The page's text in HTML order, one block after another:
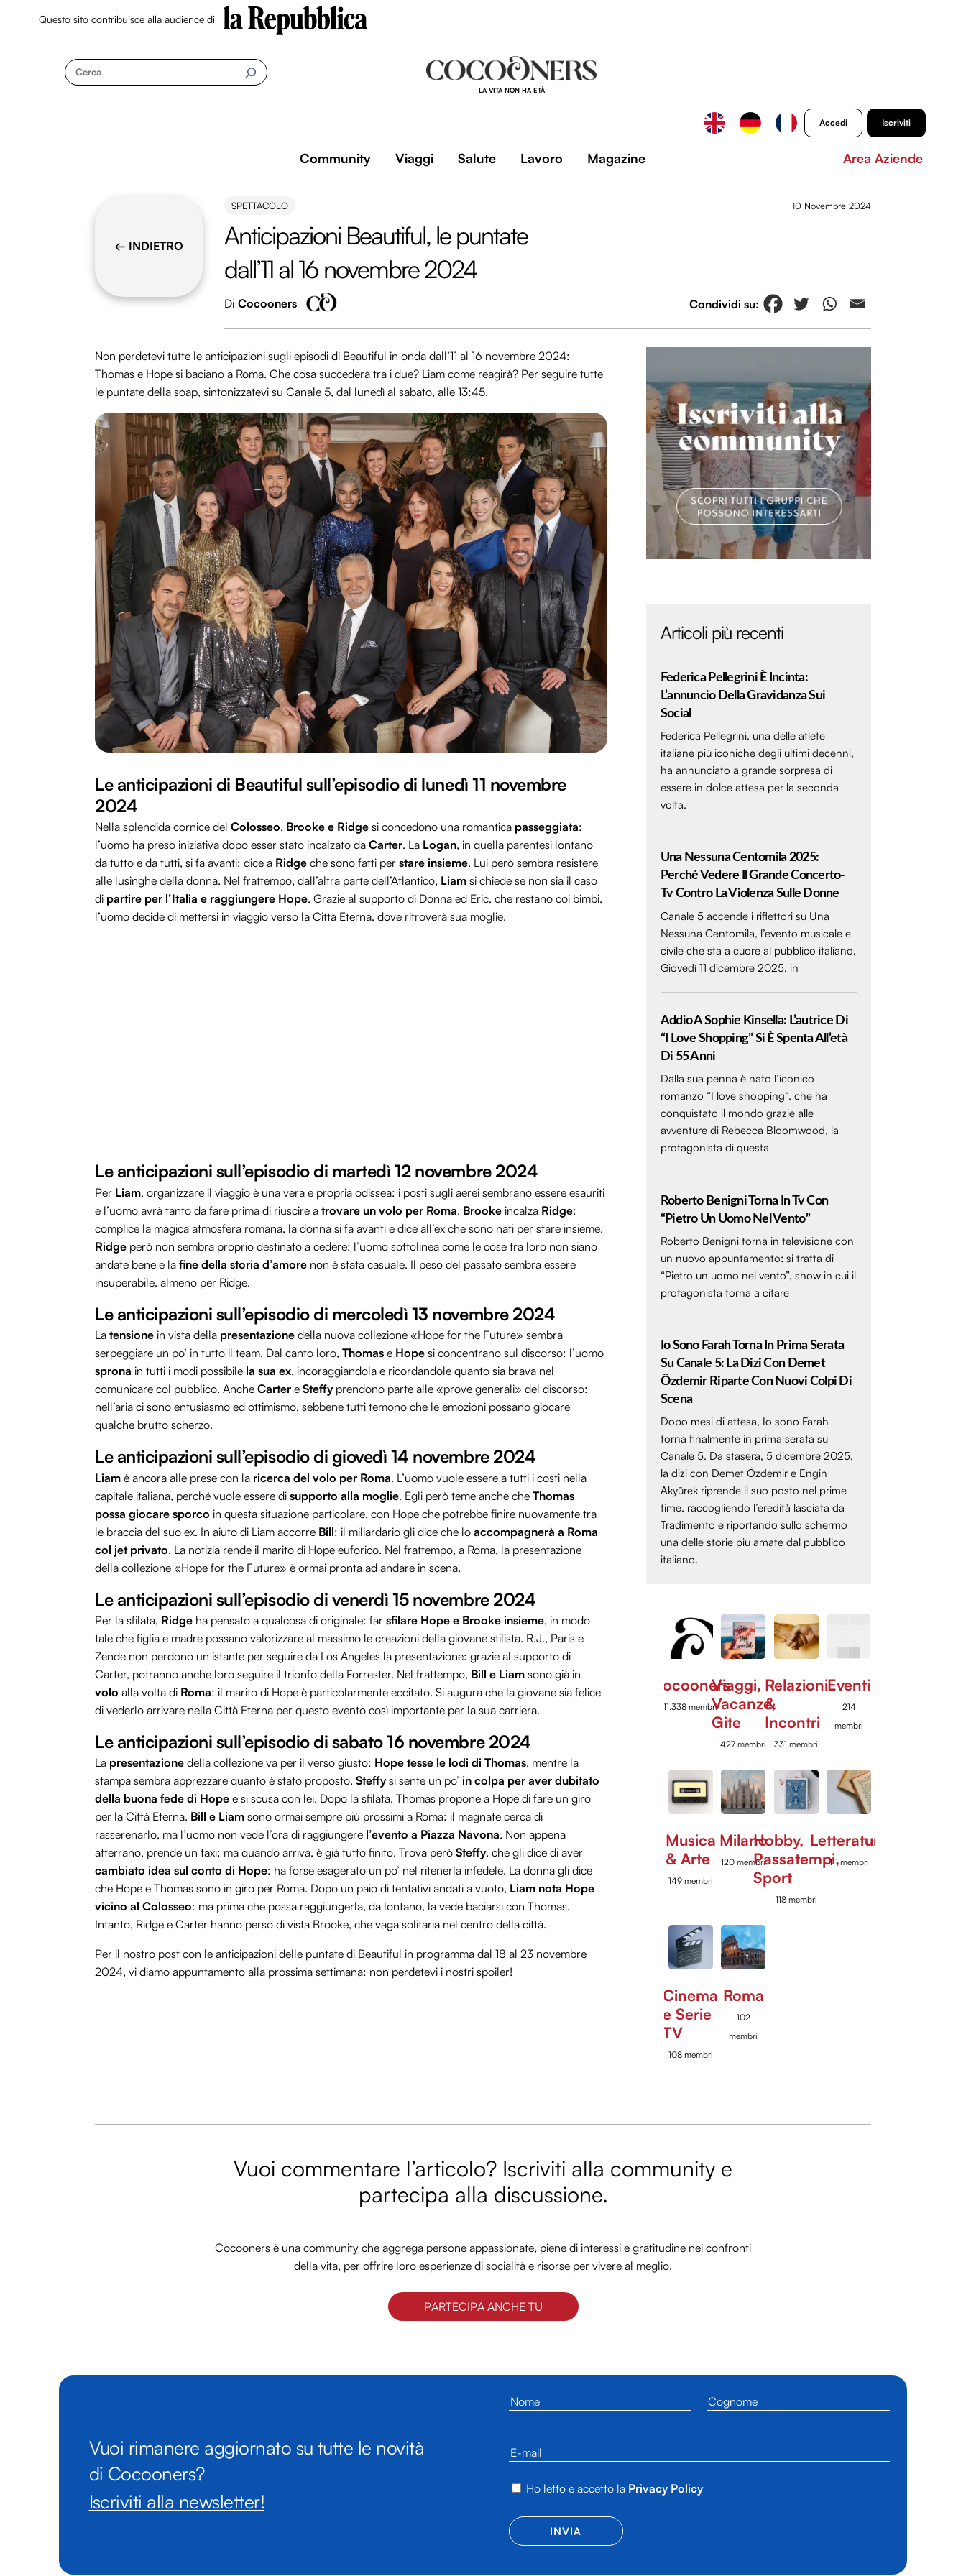
Questo sito contribuisce alla audience di
Cerca
LA VITA NON HA ETÀ
Accedi Iscriviti
Community Viaggi Salute Lavoro Magazine Area Aziende
← INDIETRO
SPETTACOLO 10 Novembre 2024
Anticipazioni Beautiful, le puntate
dall’11 al 16 novembre 2024
Di Cocooners
Non perdetevi tutte le anticipazioni sugli episodi di Beautiful in onda dall’11 al 16 novembre 2024:
Thomas e Hope si baciano a Roma. Che cosa succederà tra i due? Liam come reagirà? Per seguire tutte
le puntate della soap, sintonizzatevi su Canale 5, dal lunedì al sabato, alle 13:45.
Le anticipazioni di Beautiful sull’episodio di lunedì 11 novembre
2024
Nella splendida cornice del Colosseo, Brooke e Ridge si concedono una romantica passeggiata:
l’uomo ha preso iniziativa dopo esser stato incalzato da Carter. La Logan, in quella parentesi lontano
da tutto e da tutti, si fa avanti: dice a Ridge che sono fatti per stare insieme. Lui però sembra resistere
alle lusinghe della donna. Nel frattempo, dall’altra parte dell’Atlantico, Liam si chiede se non sia il caso
di partire per l’Italia e raggiungere Hope. Grazie al supporto di Donna ed Eric, che restano coi bimbi,
l’uomo decide di mettersi in viaggio verso la Città Eterna, dove ritroverà sua moglie.
Le anticipazioni sull’episodio di martedì 12 novembre 2024
Per Liam, organizzare il viaggio è una vera e propria odissea: i posti sugli aerei sembrano essere esauriti
e l’uomo avrà tanto da fare prima di riuscire a trovare un volo per Roma. Brooke incalza Ridge:
complice la magica atmosfera romana, la donna si fa avanti e dice all’ex che sono nati per stare insieme.
Ridge però non sembra proprio destinato a cedere: l’uomo sottolinea come le cose tra loro non siano
andate bene e la fine della storia d’amore non è stata casuale. Il peso del passato sembra essere
insuperabile, almeno per Ridge.
Le anticipazioni sull’episodio di mercoledì 13 novembre 2024
La tensione in vista della presentazione della nuova collezione «Hope for the Future» sembra
serpeggiare un po’ in tutto il team. Dal canto loro, Thomas e Hope si concentrano sul discorso: l’uomo
sprona in tutti i modi possibile la sua ex, incoraggiandola e ricordandole quanto sia brava nel
comunicare col pubblico. Anche Carter e Steffyprendono parte alle «prove generali» del discorso:
nell’aria ci sono entusiasmo ed ottimismo, sebbene tutti temono che le emozioni possano giocare
qualche brutto scherzo.
Le anticipazioni sull’episodio di giovedì 14 novembre 2024
Liam è ancora alle prese con la ricerca del volo per Roma. L’uomo vuole essere a tutti i costi nella
capitale italiana, perché vuole essere di supporto alla moglie. Egli però teme anche che Thomas
possa giocare sporco in questa situazione particolare, con Hope che potrebbe finire nuovamente tra
le braccia del suo ex. In aiuto di Liam accorre Bill: il miliardario gli dice che lo accompagnerà a Roma
col jet privato. La notizia rende il marito di Hope euforico. Nel frattempo, a Roma, la presentazione
della collezione «Hope for the Future» è ormai pronta ad andare in scena.
Le anticipazioni sull’episodio di venerdì 15 novembre 2024
Per la sfilata, Ridge ha pensato a qualcosa di originale: far sfilare Hope e Brooke insieme, in modo
tale che figlia e madre possano valorizzare al massimo le creazioni della giovane stilista. R.J., Paris e
Zende non perdono un istante per seguire da Los Angeles la presentazione: grazie al supporto di
Carter, potranno anche loro seguire il trionfo della Forrester. Nel frattempo, Bill e Liam sono già in
volo alla volta di Roma: il marito di Hope è particolarmente eccitato. Si augura che la giovane sia felice
di vederlo arrivare nella Città Eterna per questo evento così importante per la sua carriera.
Le anticipazioni sull’episodio di sabato 16 novembre 2024
La presentazione della collezione va per il verso giusto: Hope tesse le lodi di Thomas, mentre la
stampa sembra apprezzare quanto è stato proposto. Steffysi sente un po’ in colpa per aver dubitato
della buona fede di Hope e si scusa con lei. Dopo la sfilata, Thomas propone a Hope di fare un giro
per la Città Eterna. Bill e Liam sono ormai sempre più prossimi a Roma: il magnate cerca di
rasserenarlo, ma l’uomo non vede l’ora di raggiungere l’evento a Piazza Navona. Non appena
atterrano, prende un taxi: ma quando arriva, è già tutto finito. Trova però Steffy, che gli dice di aver
cambiato idea sul conto di Hope: ha forse esagerato un po’ nel ritenerla infedele. La donna gli dice
che Hope e Thomas sono in giro per Roma. Dopo un paio di tentativi andati a vuoto, Liam nota Hope
vicino al Colosseo: ma prima che possa raggiungerla, da lontano, la vede baciarsi con Thomas.
Intanto, Ridge e Carter hanno perso di vista Brooke, che vaga solitaria nel centro della città.
Per il nostro post con le anticipazioni delle puntate di Beautiful in programma dal 18 al 23 novembre
2024, vi diamo appuntamento alla prossima settimana: non perdetevi i nostri spoiler!
Articoli più recenti
Federica Pellegrini È Incinta:
L’annuncio Della Gravidanza Sui
Social
Federica Pellegrini, una delle atlete
italiane più iconiche degli ultimi decenni,
ha annunciato a grande sorpresa di
essere in dolce attesa per la seconda
volta.
Una Nessuna Centomila 2025:
Perché Vedere Il Grande Concerto-
Tv Contro La Violenza Sulle Donne
Canale 5 accende i riflettori su Una
Nessuna Centomila, l’evento musicale e
civile che sta a cuore al pubblico italiano.
Giovedì 11 dicembre 2025, in
Addio A Sophie Kinsella: L’autrice Di
“I Love Shopping” Si È Spenta All’età
Di 55 Anni
Dalla sua penna è nato l’iconico
romanzo “I love shopping“, che ha
conquistato il mondo grazie alle
avventure di Rebecca Bloomwood, la
protagonista di questa
Roberto Benigni Torna In Tv Con
“Pietro Un Uomo Nel Vento”
Roberto Benigni torna in televisione con
un nuovo appuntamento: si tratta di
“Pietro un uomo nel vento”, show in cui il
protagonista torna a citare
Io Sono Farah Torna In Prima Serata
Su Canale 5: La Dizi Con Demet
Özdemir Riparte Con Nuovi Colpi Di
Scena
Dopo mesi di attesa, Io sono Farah
torna finalmente in prima serata su
Canale 5. Da stasera, 5 dicembre 2025,
la dizi con Demet Özdemir e Engin
Akyürek riprende il suo posto nel prime
time, raccogliendo l’eredità lasciata da
Tradimento e riportando sullo schermo
una delle storie più amate dal pubblico
italiano.
Cocooners
11.338 membri
Viaggi,
Vacanze,
Gite
427 membri
Relazioni
&
Incontri
331 membri
Eventi
214
membri
Musica
& Arte
149 membri
Milano
120 membri
Hobby,
Passatempi,
Sport
118 membri
Letteratura
111 membri
Cinema
e Serie
TV
108 membri
Roma
102
membri
Vuoi commentare l’articolo? Iscriviti alla community e
partecipa alla discussione.
Cocooners è una community che aggrega persone appassionate, piene di interessi e gratitudine nei confronti
della vita, per offrire loro esperienze di socialità e risorse per vivere al meglio.
PARTECIPA ANCHE TU
Vuoi rimanere aggiornato su tutte le novità
di Cocooners?
Iscriviti alla newsletter!
Ho letto e accetto la Privacy Policy